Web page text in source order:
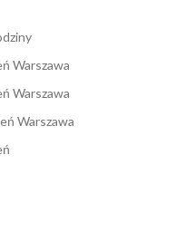
Warszawa
Warszawa
Warszawa